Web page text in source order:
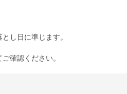
し日に準じます。
ご確認ください。